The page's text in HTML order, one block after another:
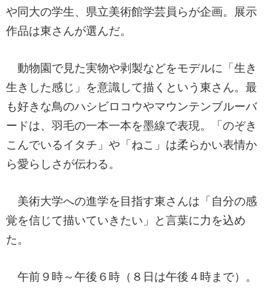
や同大の学生、県立美術館学芸員らが企画。展示
作品は東さんが選んだ。
動物園で見た実物や剥製などをモデルに「生き
生きした感じ」を意識して描くという東さん。最
も好きな鳥のハシビロコウやマウンテンブルーバ
ードは、羽毛の一本一本を墨線で表現。「のぞき
こんでいるイタチ」や「ねこ」は柔らかい表情か
ら愛らしさが伝わる。
美術大学への進学を目指す東さんは「自分の感
覚を信じて描いていきたい」と言葉に力を込め
た。
午前９時～午後６時（８日は午後４時まで）。